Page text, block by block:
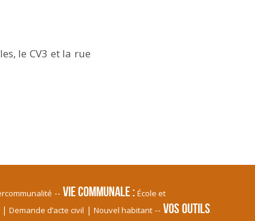
le CV3 et la rue
Vie communale
École et
Demande d’acte civil Nouvel habitant
Vos Outils